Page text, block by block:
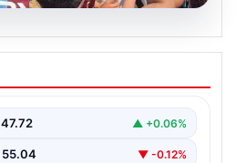
karşılamaya gelen
pişman ettiler!
47.72 ▲ +0.06%
55.04 ▼ -0.12%